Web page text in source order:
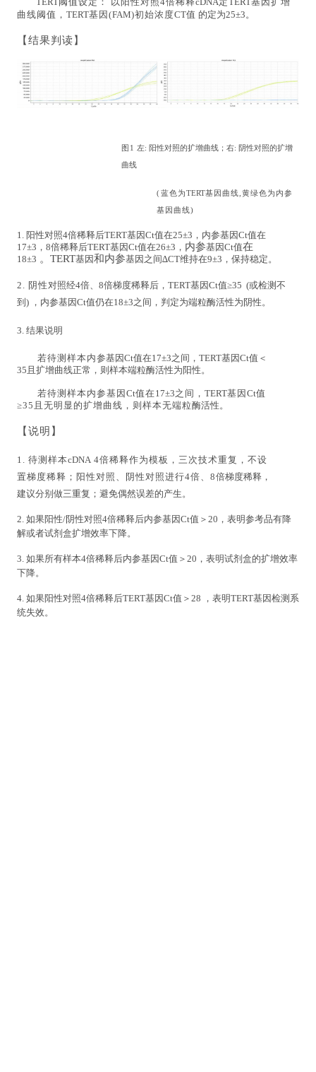
曲线阈值， TERT基因 (FAM)初始浓度CT值 的定为25±3。
【结果判读】
图 1 左: 阳性对照的扩增曲线；右: 阴性对照的扩增
曲线
(蓝色为TERT基因曲线 黄绿色为内参
基因曲线)
1. 阳性对照4倍稀释后TERT基因Ct值在25±3 ，内参基因Ct值在
17±3 ， 8倍稀释后TERT基因Ct值在26±3 ， 内参基因Ct值在
18±3 。 TERT基因和内参基因之间∆CT维持在9±3 ，保持稳定。
2. 阴性 对照经4倍、 8倍梯度稀释后， TERT基因Ct值≥35 (或检测不
到) ，内参基因Ct值仍在1 8±3之间，判定为端粒酶活性为阴性。
3. 结果说明
若待测样本内参基因Ct值在17±3之间， TERT基因Ct值＜
35 且扩增曲线正常，则样本端粒酶活性为阳性。
若待测样本内参基因Ct值在17±3之间， TERT基因Ct值
≥35 且无明显的扩增曲线 ， 则样本无端粒酶活性。
【说明】
1. 待测样本cDNA 4倍稀释作为模板，三次技术重复，不设
置梯度稀释；阳性对照、阴性对照进行4倍、 8倍梯度稀释，
建议分别做三重复；避免偶然误差的产生。
2. 如果阳性/阴性对照4倍稀释后内参基因Ct值＞ 20 ，表明参考品有降
解或者试剂盒扩增效率下降。
3. 如果所有样本4倍稀释后内参基因Ct值＞ 20 ，表明试剂盒的扩增效率
下降。
4. 如果阳性对照4倍稀释后TERT基因Ct值＞ 28 ，表明TERT基因检测系
统失效。